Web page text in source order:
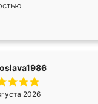
Спасибо
2026